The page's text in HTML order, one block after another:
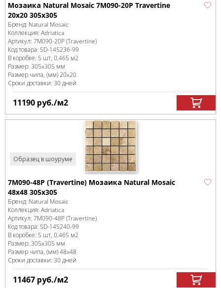
Мозаика Natural Mosaic 7M090-20P Travertine
20x20 305х305
Бренд: Natural Mosaic
Коллекция: Adriatica
Артикул: 7M090-20P (Travertine)
Код товара: SD-145236-99
В коробке: 5 шт, 0.465 м2
Размер: 305x305 мм
Размер чипа, (мм)20x20
Сроки доставки: 30 дней
11190 руб./м2
Образец в шоуруме
7M090-48P (Travertine) Мозаика Natural Mosaic
48х48 305х305
Бренд: Natural Mosaic
Коллекция: Adriatica
Артикул: 7M090-48P (Travertine)
Код товара: SD-145240-99
В коробке: 5 шт, 0.465 м2
Размер: 305x305 мм
Размер чипа, (мм)48x48
Сроки доставки: 30 дней
11467 руб./м2